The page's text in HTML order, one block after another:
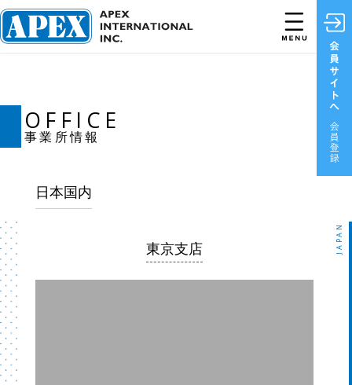
OFFICE
事業所情報
JAPAN
日本国内
東京支店